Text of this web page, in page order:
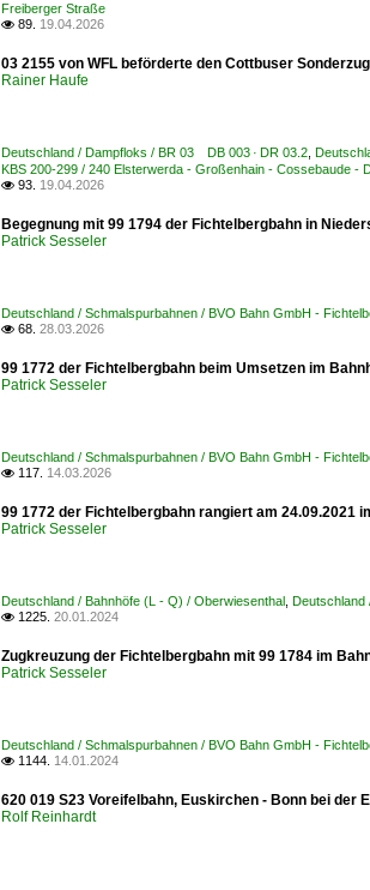
Freiberger Straße
 89. 19.04.2026
03 2155 von WFL beförderte den Cottbuser
Rainer Haufe
Deutschland / Dampfloks / BR 03 DB 003 · DR 03.2
KBS 200-299 / 240 Elsterwerda - Großenhain - Cossebaude
 93. 19.04.2026
Begegnung mit 99 1794 der Fichtelbergbahn in
Patrick Sesseler
Deutschland / Schmalspurbahnen / BVO Bahn GmbH -
 68. 28.03.2026
99 1772 der Fichtelbergbahn beim Umsetzen im
Patrick Sesseler
Deutschland / Schmalspurbahnen / BVO Bahn GmbH -
 117. 14.03.2026
99 1772 der Fichtelbergbahn rangiert am 24.09.2021
Patrick Sesseler
Deutschland / Bahnhöfe (L - Q) / Oberwiesenthal Deutschland
 1225. 20.01.2024
Zugkreuzung der Fichtelbergbahn mit 99 1784 im
Patrick Sesseler
Deutschland / Schmalspurbahnen / BVO Bahn GmbH -
 1144. 14.01.2024
620 019 S23 Voreifelbahn, Euskirchen - Bonn bei der
Rolf Reinhardt